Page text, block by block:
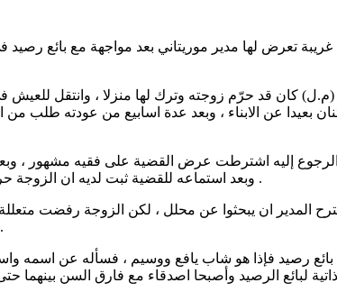
تعرض لها مدير موريتاني بعد مواجهة مع بائع رصيد
(م.ل) كان قد حرّم زوجته وترك لها منزلا ، وانتقل للعيش
بعيدا عن الابناء ، وبعد عدة اسابيع من عودته طلب من
الرجوع إليه اشترطت عرض القضية على فقيه مشهور ،
وبعد استماعه للقضية ثبت لديه ان الزوجة حرام ونصحهما بالتسليم لحكم الله .
المدير ان يبحثوا عن محلل ، لكن الزوجة رفضت
المدير من الزوجة قرر مخادعتها.
بائع رصيد فإذا هو شاب يافع ووسيم ، فسأله عن اسمه
لبائع الرصيد وأصبحا اصدقاء مع فارق السن بينهما